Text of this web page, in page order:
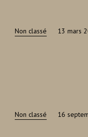
Non classé 13 mars
Non classé 16